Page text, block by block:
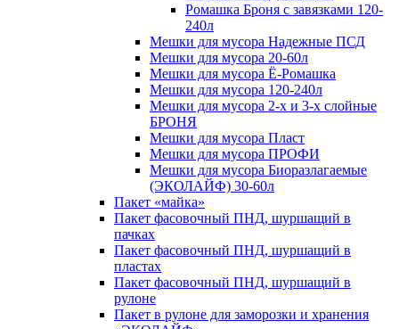
Ромашка Броня с завязками 120-
240л
Мешки для мусора Надежные ПСД
Мешки для мусора 20-60л
Мешки для мусора Ё-Ромашка
Мешки для мусора 120-240л
Мешки для мусора 2-х и 3-х слойные
БРОНЯ
Мешки для мусора Пласт
Мешки для мусора ПРОФИ
Мешки для мусора Биоразлагаемые
(ЭКОЛАЙФ) 30-60л
Пакет «майка»
Пакет фасовочный ПНД, шуршащий в
пачках
Пакет фасовочный ПНД, шуршащий в
пластах
Пакет фасовочный ПНД, шуршащий в
рулоне
Пакет в рулоне для заморозки и хранения